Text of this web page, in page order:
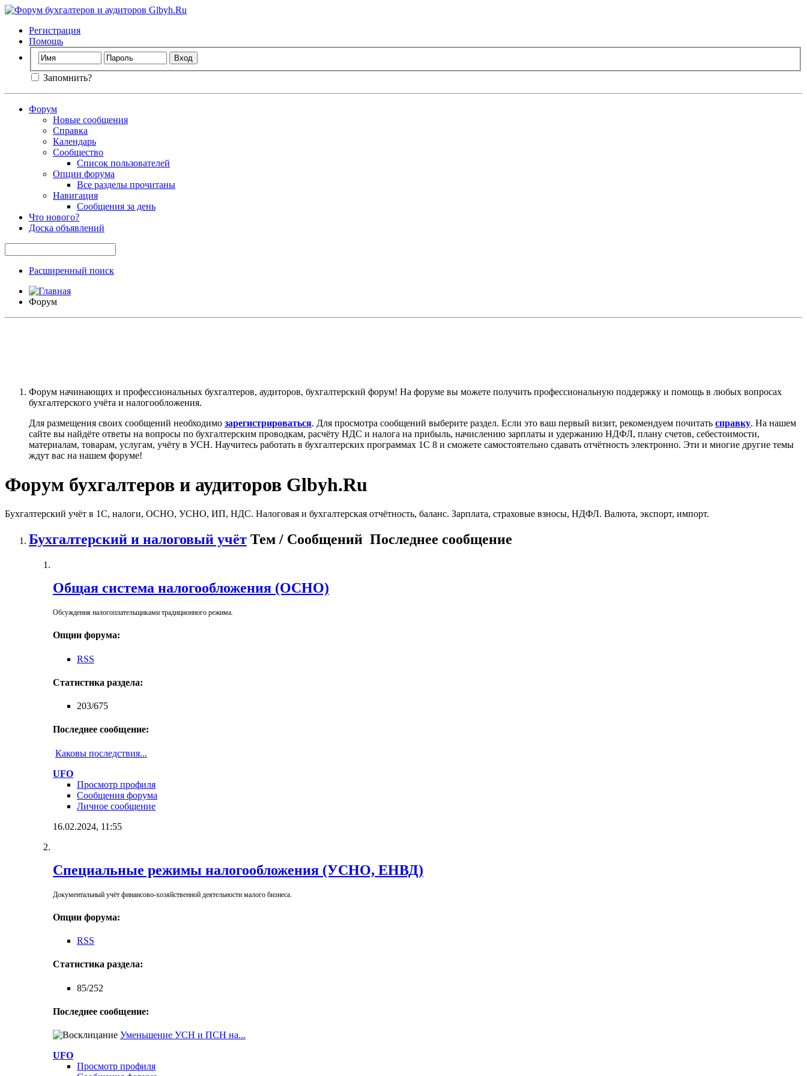
Регистрация
Помощь
Запомнить?
Форум
Новые сообщения
Справка
Календарь
Сообщество
Список пользователей
Опции форума
Все разделы прочитаны
Навигация
Сообщения за день
Что нового?
Доска объявлений
Расширенный поиск
Форум
Форум начинающих и профессиональных бухгалтеров, аудиторов, бухгалтерский форум! На форуме вы можете получить профессиональную поддержку и помощь в любых вопросах
бухгалтерского учёта и налогообложения.
Для размещения своих сообщений необходимо зарегистрироваться. Для просмотра сообщений выберите раздел. Если это ваш первый визит, рекомендуем почитать справку. На нашем
сайте вы найдёте ответы на вопросы по бухгалтерским проводкам, расчёту НДС и налога на прибыль, начислению зарплаты и удержанию НДФЛ, плану счетов, себестоимости,
материалам, товарам, услугам, учёту в УСН. Научитесь работать в бухгалтерских программах 1С 8 и сможете самостоятельно сдавать отчётность электронно. Эти и многие другие темы
ждут вас на нашем форуме!
Форум бухгалтеров и аудиторов Glbyh.Ru
Бухгалтерский учёт в 1С, налоги, ОСНО, УСНО, ИП, НДС. Налоговая и бухгалтерская отчётность, баланс. Зарплата, страховые взносы, НДФЛ. Валюта, экспорт, импорт.
Бухгалтерский и налоговый учёт Тем / Сообщений Последнее сообщение
Общая система налогообложения (ОСНО)
Обсуждения налогоплательщиками традиционного режима.
Опции форума:
RSS
Статистика раздела:
203/675
Последнее сообщение:
Каковы последствия...
UFO
Просмотр профиля
Сообщения форума
Личное сообщение
16.02.2024, 11:55
Специальные режимы налогообложения (УСНО, ЕНВД)
Документальный учёт финансово-хозяйственной деятельности малого бизнеса.
Опции форума:
RSS
Статистика раздела:
85/252
Последнее сообщение:
Уменьшение УСН и ПСН на...
UFO
Просмотр профиля